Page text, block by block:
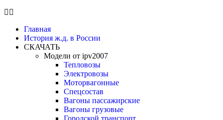
Главная
История ж.д. в России
СКАЧАТЬ
Модели от ipv2007
Тепловозы
Электровозы
Моторвагонные
Спецсостав
Вагоны пассажирские
Вагоны грузовые
Городской транспорт